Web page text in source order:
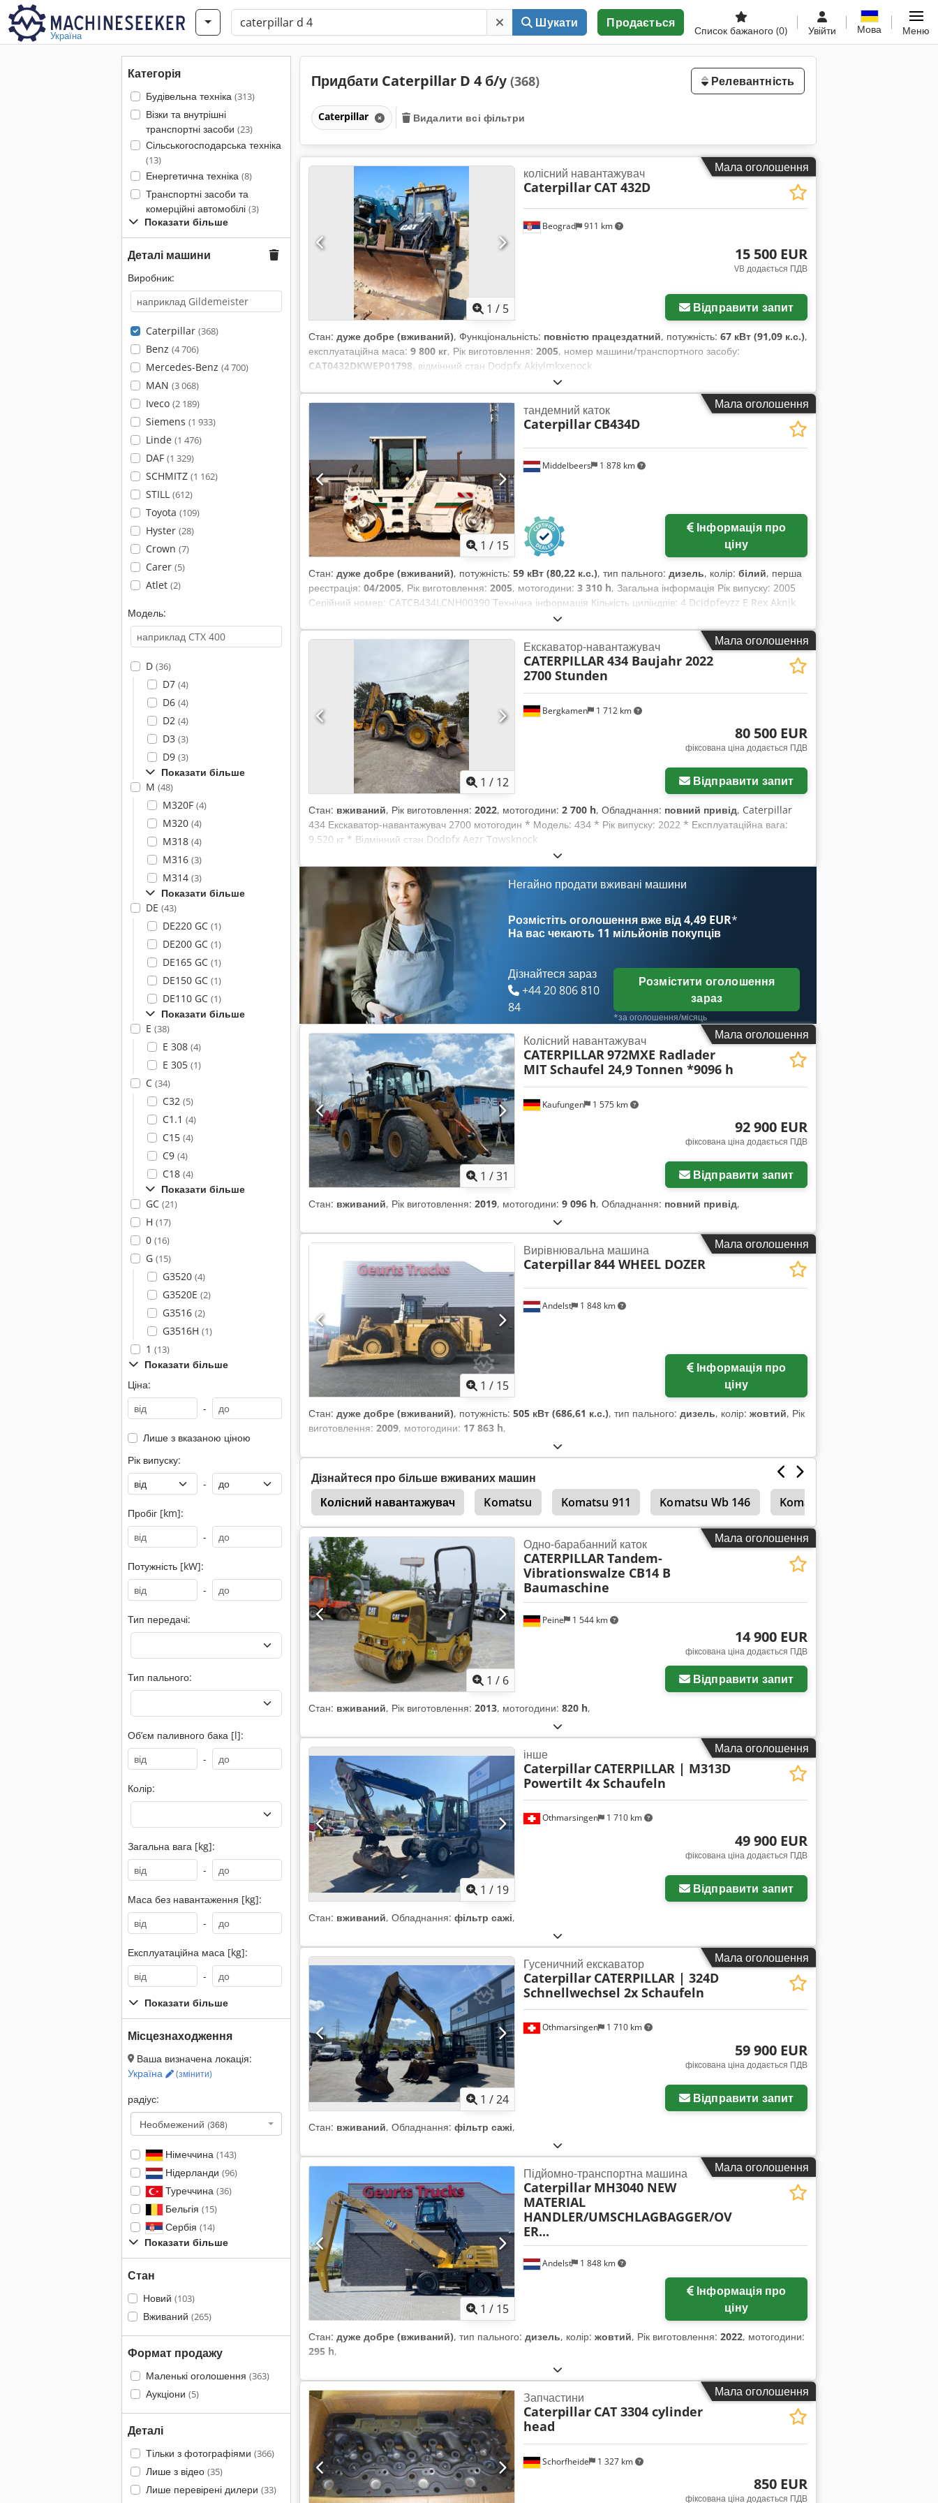
Україна
Шукати Продається
Список бажаного (0) Увійти Мова Меню
Категорія
Будівельна техніка (313)
Візки та внутрішні
транспортні засоби (23)
Сільськогосподарська техніка
(13)
Енергетична техніка (8)
Транспортні засоби та
комерційні автомобілі (3)
Показати більше
Деталі машини
Виробник:
Caterpillar (368)
Benz (4 706)
Mercedes-Benz (4 700)
MAN (3 068)
Iveco (2 189)
Siemens (1 933)
Linde (1 476)
DAF (1 329)
SCHMITZ (1 162)
STILL (612)
Toyota (109)
Hyster (28)
Crown (7)
Carer (5)
Atlet (2)
Модель:
D (36)
D7 (4)
D6 (4)
D2 (4)
D3 (3)
D9 (3)
Показати більше
M (48)
M320F (4)
M320 (4)
M318 (4)
M316 (3)
M314 (3)
Показати більше
DE (43)
DE220 GC (1)
DE200 GC (1)
DE165 GC (1)
DE150 GC (1)
DE110 GC (1)
Показати більше
E (38)
E 308 (4)
E 305 (1)
C (34)
C32 (5)
C1.1 (4)
C15 (4)
C9 (4)
C18 (4)
Показати більше
GC (21)
H (17)
0 (16)
G (15)
G3520 (4)
G3520E (2)
G3516 (2)
G3516H (1)
1 (13)
Показати більше
Ціна:
-
Лише з вказаною ціною
Рік випуску:
-
Пробіг [km]:
-
Потужність [kW]:
-
Тип передачі:
Тип пального:
Обʼєм паливного бака [l]:
-
Колір:
Загальна вага [kg]:
-
Маса без навантаження [kg]:
-
Експлуатаційна маса [kg]:
-
Показати більше
Місцезнаходження
Ваша визначена локація:
Україна
(змінити)
радіус:
Необмежений (368)
Німеччина (143)
Нідерланди (96)
Туреччина (36)
Бельгія (15)
Сербія (14)
Показати більше
Стан
Новий (103)
Вживаний (265)
Формат продажу
Маленькі оголошення (363)
Аукціони (5)
Деталі
Тільки з фотографіями (366)
Лише з відео (35)
Лише перевірені дилери (33)
Придбати Caterpillar D 4 б/у (368) Релевантність
Caterpillar Видалити всі фільтри
Мала оголошення
1 / 5
Beograd 911 km
колісний навантажувач
Caterpillar CAT 432D
15 500 EUR
VB додається ПДВ
Відправити запит
Стан: дуже добре (вживаний), Функціональність: повністю працездатний, потужність: 67 кВт (91,09 к.с.),
експлуатаційна маса: 9 800 кг, Рік виготовлення: 2005, номер машини/транспортного засобу:
CAT0432DKWEP01798, відмінний стан Dodpfx Akjylmkxenock
Мала оголошення
1 / 15
Middelbeers 1 878 km
тандемний каток
Caterpillar CB434D
ціну
Стан: дуже добре (вживаний), потужність: 59 кВт (80,22 к.с.), тип пального: дизель, колір: білий, перша
реєстрація: 04/2005, Рік виготовлення: 2005, мотогодини: 3 310 h, Загальна інформація Рік випуску: 2005
Серійний номер: CATCB434LCNH00390 Технічна інформація Кількість циліндрів: 4 Dcjdpfeyzz E Rex Aknjk
Об’єм двигуна: 4 400 куб. см Привід: колісний Власна вага: 7 500 кг Функціональність Робоча ширина: 150
см Стан Технічний стан: дуже добрий Візуальний стан: дуже добрий Пошкодження: відсутні Фінансова
інформація Ціна: за запитом Додаткова інформація Для отримання додаткової інформації звертайтесь до
Мала оголошення
1 / 12
Bergkamen 1 712 km
Екскаватор-навантажувач
CATERPILLAR434 Baujahr 2022
2700 Stunden
80 500 EUR
фіксована ціна додається ПДВ
Відправити запит
Стан: вживаний, Рік виготовлення: 2022, мотогодини: 2 700 h, Обладнання: повний привід, Caterpillar
434 Екскаватор-навантажувач 2700 мотогодин * Модель: 434 * Рік випуску: 2022 * Експлуатаційна вага:
9.520 кг * Відмінний стан Dodpfx Aezr Tqwsknock
Негайно продати вживані машини
Розмістіть оголошення вже від 4,49 EUR*
На вас чекають 11 мільйонів покупців
Дізнайтеся зараз
+44 20 806 810
84
Розмістити оголошення
зараз
*за оголошення/місяць
Мала оголошення
1 /31
Kaufungen 1 575 km
Колісний навантажувач
CATERPILLAR972MXE Radlader
MIT Schaufel 24,9 Tonnen *9096 h
92 900 EUR
фіксована ціна додається ПДВ
Відправити запит
Стан: вживаний, Рік виготовлення: 2019, мотогодини: 9 096 h, Обладнання: повний привід,
Мала оголошення
1 / 15
Andelst 1 848 km
Вирівнювальна машина
Caterpillar844 WHEEL DOZER
ціну
Стан: дуже добре (вживаний), потужність: 505 кВт (686,61 к.с.), тип пального: дизель, колір: жовтий, Рік
виготовлення: 2009, мотогодини: 17 863 h,
Дізнайтеся про більше вживаних машин
Колісний навантажувач
Komatsu Komatsu 911 Komatsu Wb 146 Komatsu Wb 93
Мала оголошення
1 / 6
Peine 1 544 km
Одно-барабанний каток
CATERPILLARTandem-
Vibrationswalze CB14 B
Baumaschine
14 900 EUR
фіксована ціна додається ПДВ
Відправити запит
Стан: вживаний, Рік виготовлення: 2013, мотогодини: 820 h,
Мала оголошення
1 / 19
Othmarsingen 1 710 km
інше
Caterpillar CATERPILLAR | M313D
Powertilt 4x Schaufeln
49 900 EUR
фіксована ціна додається ПДВ
Відправити запит
Стан: вживаний, Обладнання: фільтр сажі,
Мала оголошення
1 /24
Othmarsingen 1 710 km
Гусеничний екскаватор
Caterpillar CATERPILLAR | 324D
Schnellwechsel 2x Schaufeln
59 900 EUR
фіксована ціна додається ПДВ
Відправити запит
Стан: вживаний, Обладнання: фільтр сажі,
Мала оголошення
1 / 15
Andelst 1 848 km
Підйомно-транспортна машина
Caterpillar MH3040 NEW
MATERIAL
HANDLER/UMSCHLAGBAGGER/OV
ER...
ціну
Стан: дуже добре (вживаний), тип пального: дизель, колір: жовтий, Рік виготовлення: 2022, мотогодини:
295 h,
Мала оголошення
Schorfheide 1 327 km
Запчастини
Caterpillar CAT 3304 cylinder
head
850 EUR
фіксована ціна додається ПДВ